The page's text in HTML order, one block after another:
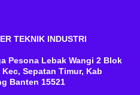
TEKNIK INDUSTRI
Pesona Lebak Wangi 2 Blok
Sepatan Timur, Kab
Banten 15521